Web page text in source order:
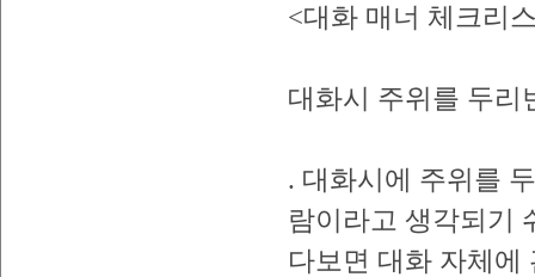
<대화 매너 체크리
대화시 주위를 두리
. 대화시에 주위를
람이라고 생각되기
다보면 대화 자체에